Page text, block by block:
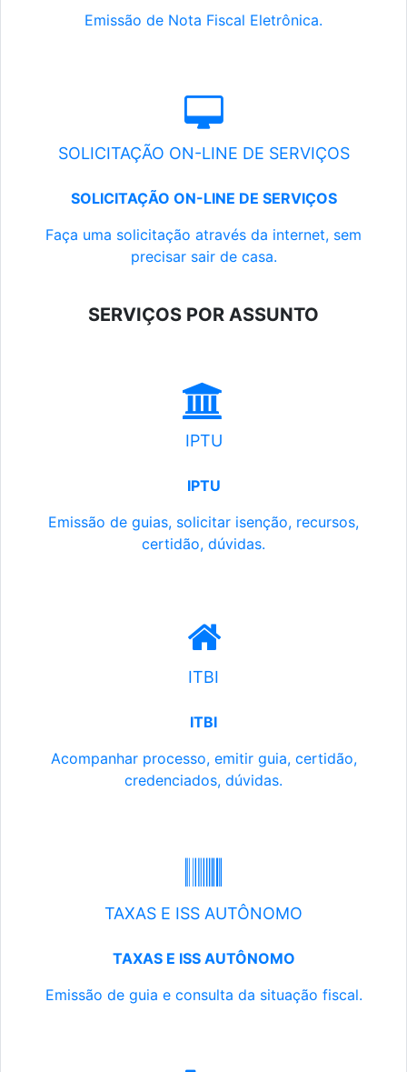
Emissão de Nota Fiscal Eletrônica.
SOLICITAÇÃO ON-LINE DE SERVIÇOS
SOLICITAÇÃO ON-LINE DE SERVIÇOS
Faça uma solicitação através da internet, sem
precisar sair de casa.
SERVIÇOS POR ASSUNTO
IPTU
IPTU
Emissão de guias, solicitar isenção, recursos,
certidão, dúvidas.
ITBI
ITBI
Acompanhar processo, emitir guia, certidão,
credenciados, dúvidas.
TAXAS E ISS AUTÔNOMO
TAXAS E ISS AUTÔNOMO
Emissão de guia e consulta da situação fiscal.